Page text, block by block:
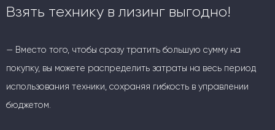
Взять технику в лизинг выгодно!
— Вместо того, чтобы сразу тратить большую сумму на
покупку, вы можете распределить затраты на весь период
использования техники, сохраняя гибкость в управлении
бюджетом.